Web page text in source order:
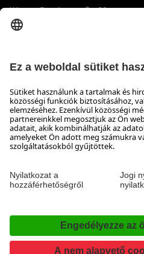
Wiener Bundesstraße 23
5300 Hallwang
NYITVATARTÁS
Várjuk jelentkezését
Készséggel állunk
tól 17:30-ig, pénteken 8:00-tól
Nyilatkozat a